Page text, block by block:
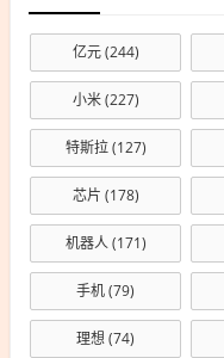
亿元(244)
小米(227)
特斯拉(127)
芯片 (178)
机器人(171)
手机(79)
理想(74)